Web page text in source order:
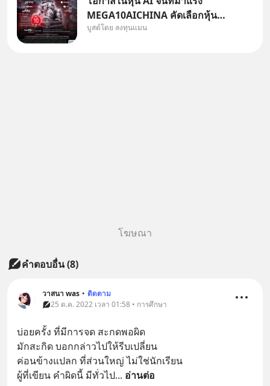
MEGA10AICHINA คัดเลือกหุ้น
ใหม่ 9 ตัว เข้ากองทุน.. ครอบคลุม
บูสต์โดย ลงทุนแมน
โฆษณา
คำตอบอื่น(8)
วาสนา was • ติดตาม
25 ต.ค. 2022 เวลา 01:58 • การศึกษา
บ่อยครั้ง ที่มีการจด สะกดพอผิด
มักสะกิด บอกกล่าวไปให้รีบเปลี่ยน
ค่อนข้างแปลก ที่ส่วนใหญ่ ไม่ใช่นักเรียน
ผู้ที่เขียน คำผิดนี้ มีทั่วไป... อ่านต่อ